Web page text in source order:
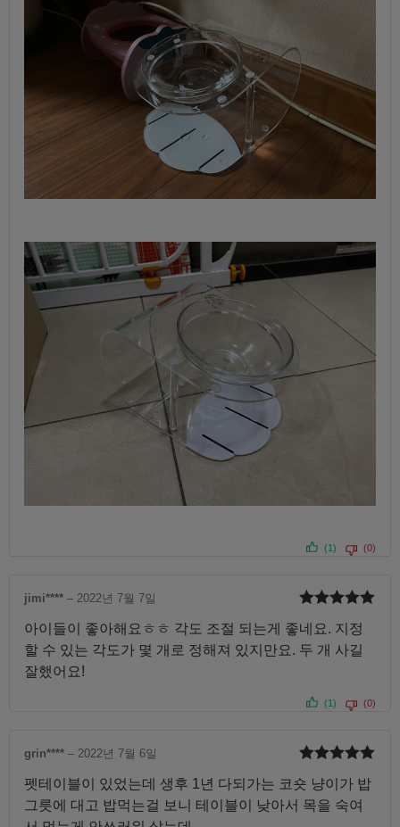
(1) (0)
로 평가됨
jimi**** – 2022년 7월 7일
아이들이 좋아해요ㅎㅎ 각도 조절 되는게 좋네요. 지정
할 수 있는 각도가 몇 개로 정해져 있지만요. 두 개 사길
잘했어요!
(1) (0)
로 평가됨
grin**** – 2022년 7월 6일
펫테이블이 있었는데 생후 1년 다되가는 코숏 냥이가 밥
그릇에 대고 밥먹는걸 보니 테이블이 낮아서 목을 숙여